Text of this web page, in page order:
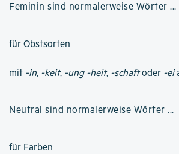
Feminin sind normalerweise Wörter ...
für Obstsorten
mit -in, -keit, -ung -heit, -schaftoder -ei
Neutral sind normalerweise Wörter ...
für Farben